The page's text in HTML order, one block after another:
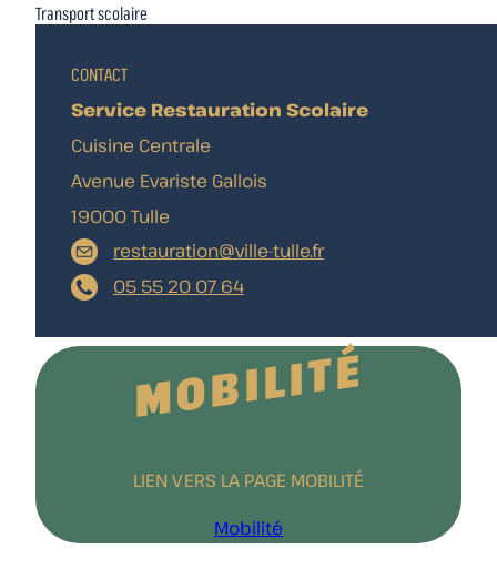
Transport scolaire
CONTACT
Service Restauration Scolaire
Cuisine Centrale
Avenue Evariste Gallois
19000 Tulle
restauration@ville-tulle.fr
05 55 20 07 64
MOBILITÉ
LIEN VERS LA PAGE MOBILITÉ
Mobilité